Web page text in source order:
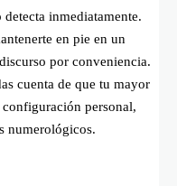
inmediatamente.
en pie en un
por conveniencia.
cuenta de que tu mayor
personal,
numerológicos.